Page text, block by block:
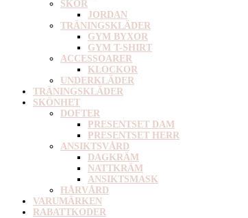
SKOR
JORDAN
TRÄNINGSKLÄDER
GYM BYXOR
GYM T-SHIRT
ACCESSOARER
KLOCKOR
UNDERKLÄDER
TRÄNINGSKLÄDER
SKÖNHET
DOFTER
PRESENTSET DAM
PRESENTSET HERR
ANSIKTSVÅRD
DAGKRÄM
NATTKRÄM
ANSIKTSMASK
HÅRVÅRD
VARUMÄRKEN
RABATTKODER